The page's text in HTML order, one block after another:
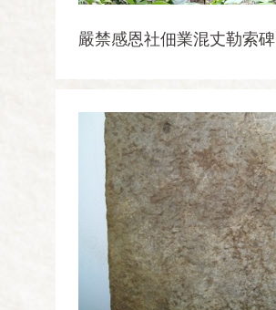
嚴禁感恩社佃業混丈勒索碑